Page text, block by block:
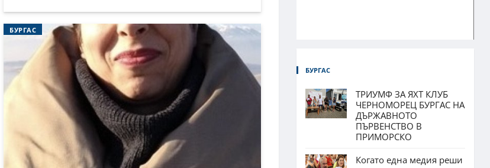
БУРГАС
БУРГАС
ТРИУМФ ЗА ЯХТ КЛУБ
ЧЕРНОМОРЕЦ БУРГАС НА
ДЪРЖАВНОТО
ПЪРВЕНСТВО В
ПРИМОРСКО
Когато една медия реши